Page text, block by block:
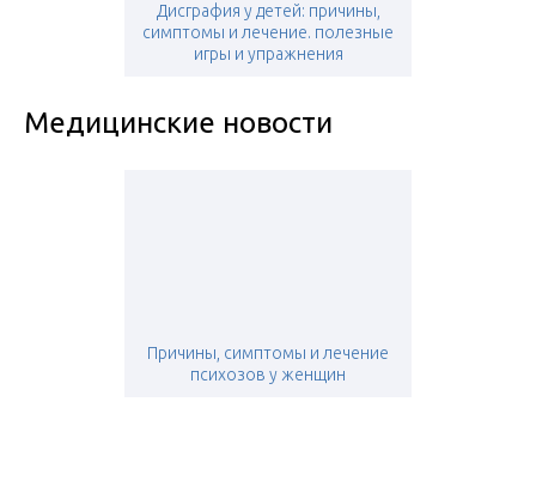
Дисграфия у детей: причины,
симптомы и лечение. полезные
игры и упражнения
Медицинские новости
Причины, симптомы и лечение
психозов у женщин